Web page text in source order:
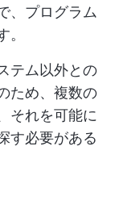
、プログラム
テム以外との
ため、複数の
それを可能に
す必要がある